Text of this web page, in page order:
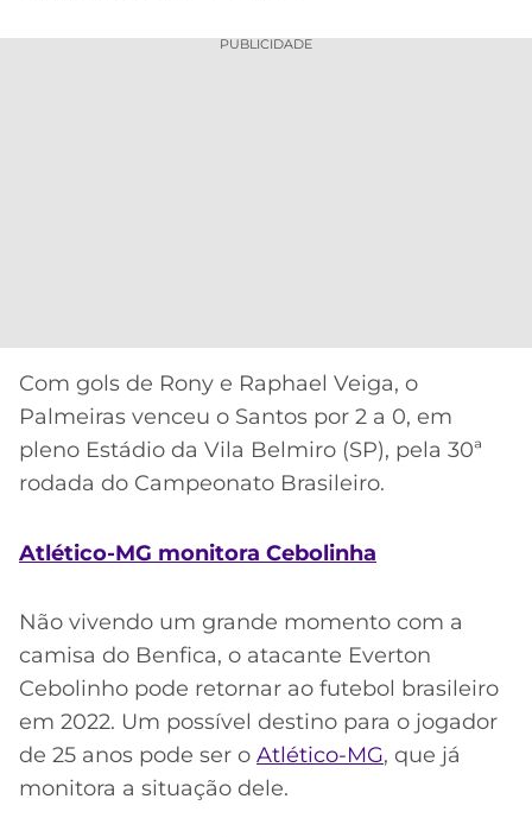
MG
PUBLICIDADE
Com gols de Rony e Raphael Veiga, o
Palmeiras venceu o Santos por 2 a 0, em
pleno Estádio da Vila Belmiro (SP), pela 30ª
rodada do Campeonato Brasileiro.
Atlético-MG monitora Cebolinha
Não vivendo um grande momento com a
camisa do Benfica, o atacante Everton
Cebolinho pode retornar ao futebol brasileiro
em 2022. Um possível destino para o jogador
de 25 anos pode ser o Atlético-MG, que já
monitora a situação dele.